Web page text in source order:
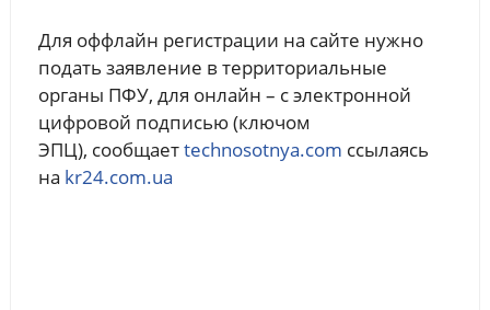
Для оффлайн регистрации на сайте нужно
подать заявление в территориальные
органы ПФУ, для онлайн – с электронной
цифровой подписью (ключом
ЭПЦ), cообщаетtechnosotnya.com ссылаясь
на kr24.com.ua